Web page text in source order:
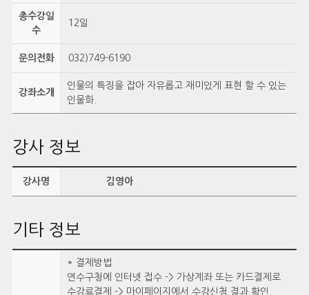
총수강일
수
12일
문의전화 032)749-6190
강좌소개
인물의 특징을 잡아 자유롭고 재미있게 표현 할 수 있는
인물화.
강사 정보
강사명 김영아
기타 정보
* 결제방법
연수구청에 인터넷 접수 -> 가상계좌 또는 카드결제로
수강료결제 -> 마이페이지에서 수강신청 결과 확인.